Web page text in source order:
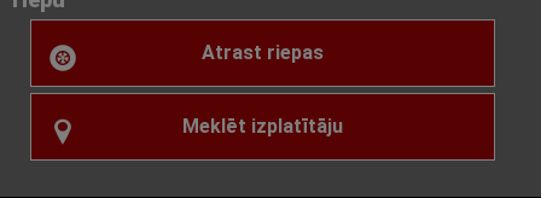
Atrast riepas
Meklēt izplatītāju